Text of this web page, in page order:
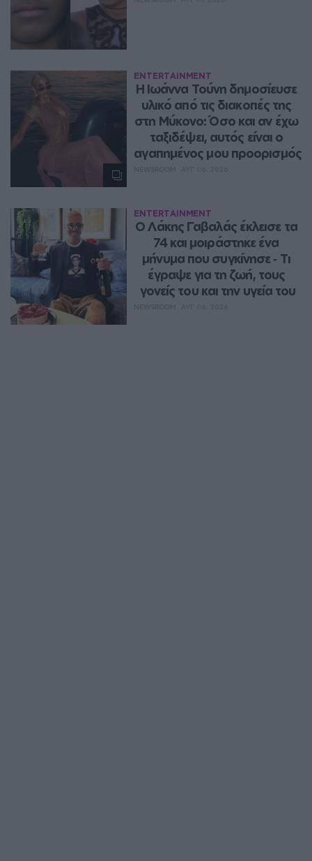
ENTERTAINMENT
Η Ιωάννα Τούνη δημοσίευσε
υλικό από τις διακοπές της
στη Μύκονο: Όσο και αν έχω
ταξιδέψει, αυτός είναι ο
αγαπημένος μου προορισμός
ENTERTAINMENT
Ο Λάκης Γαβαλάς έκλεισε τα
74 και μοιράστηκε ένα
μήνυμα που συγκίνησε ‑ Τι
έγραψε για τη ζωή, τους
γονείς του και την υγεία του